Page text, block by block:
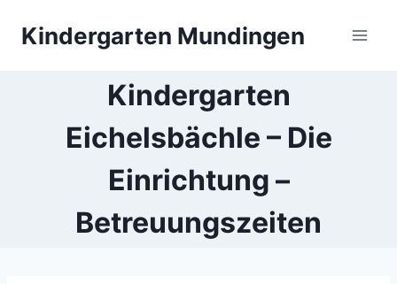
InhaltKindergarten Mundingen
Kindergarten
Eichelsbächle – Die
Einrichtung –
Betreuungszeiten